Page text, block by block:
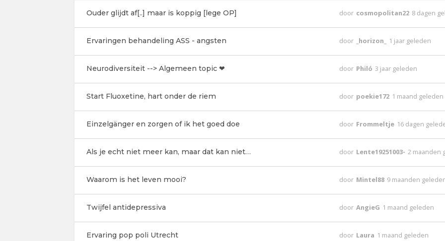
Ouder glijdt af[..] maar is koppig [lege OP] door cosmopolitan22 8 dagen
Ervaringen behandeling ASS - angsten door _horizon_ 1 jaar geleden
Neurodiversiteit --> Algemeen topic ❤ door Philó 3 jaar geleden
Start Fluoxetine, hart onder de riem door poekie172 1 maand geleden
Einzelgänger en zorgen of ik het goed doe door Frommeltje 16 dagen
Als je echt niet meer kan, maar dat kan niet… door Lente19251003- 2 maanden
Waarom is het leven mooi? door Mintel88 9 maanden
Twijfel antidepressiva door AngieG 1 maand geleden
Ervaring pop poli Utrecht door Laura 1 maand geleden